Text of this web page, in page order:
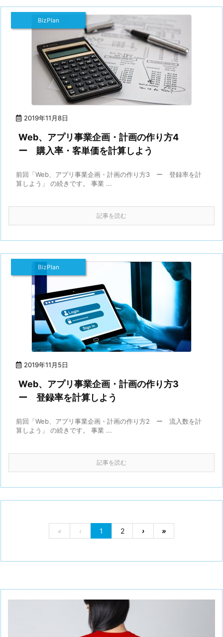
2019年11月8日
BizPlan
Web、アプリ事業企画・計画の作り方4
ー 購入率・客単価を計算しよう
前回「Web、アプリ事業企画・計画の作り方3 ー 登録率を計
算しよう」 の続きです。 事業 ...
記事を読む
2019年11月5日
BizPlan
Web、アプリ事業企画・計画の作り方3
ー 登録率を計算しよう
前回「Web、アプリ事業企画・計画の作り方2 ー 流入数を計
算しよう」 の続きです。 事業 ...
記事を読む
« ‹ 1 2 › »